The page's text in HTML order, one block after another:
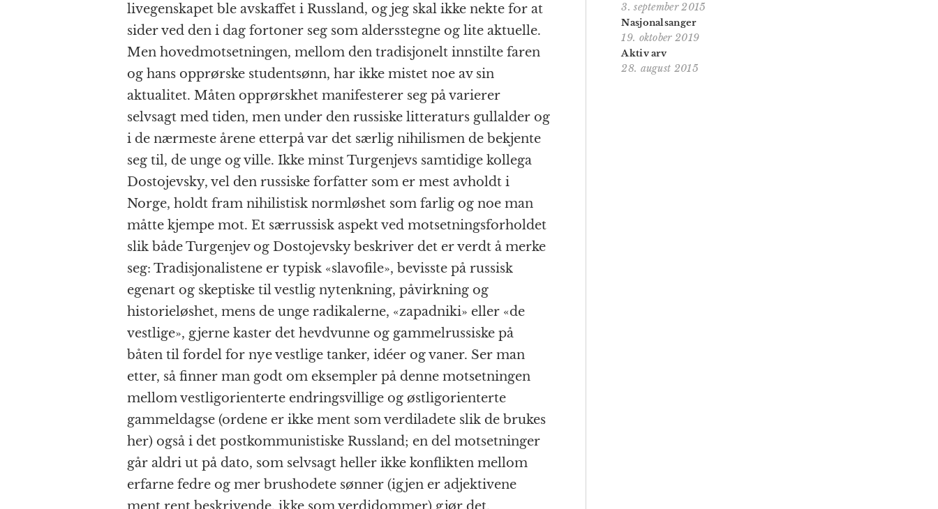
livegenskapet ble avskaffet i Russland, og jeg skal ikke nekte for at
sider ved den i dag fortoner seg som aldersstegne og lite aktuelle.
Men hovedmotsetningen, mellom den tradisjonelt innstilte faren
og hans opprørske studentsønn, har ikke mistet noe av sin
aktualitet. Måten opprørskhet manifesterer seg på varierer
selvsagt med tiden, men under den russiske litteraturs gullalder og
i de nærmeste årene etterpå var det særlig nihilismen de bekjente
seg til, de unge og ville. Ikke minst Turgenjevs samtidige kollega
Dostojevsky, vel den russiske forfatter som er mest avholdt i
Norge, holdt fram nihilistisk normløshet som farlig og noe man
måtte kjempe mot. Et særrussisk aspekt ved motsetningsforholdet
slik både Turgenjev og Dostojevsky beskriver det er verdt å merke
seg: Tradisjonalistene er typisk «slavofile», bevisste på russisk
egenart og skeptiske til vestlig nytenkning, påvirkning og
historieløshet, mens de unge radikalerne, «zapadniki» eller «de
vestlige», gjerne kaster det hevdvunne og gammelrussiske på
båten til fordel for nye vestlige tanker, idéer og vaner. Ser man
etter, så finner man godt om eksempler på denne motsetningen
mellom vestligorienterte endringsvillige og østligorienterte
gammeldagse (ordene er ikke ment som verdiladete slik de brukes
her) også i det postkommunistiske Russland; en del motsetninger
går aldri ut på dato, som selvsagt heller ikke konflikten mellom
erfarne fedre og mer brushodete sønner (igjen er adjektivene
3. september 2015
Nasjonalsanger
19. oktober 2019
Aktiv arv
28. august 2015